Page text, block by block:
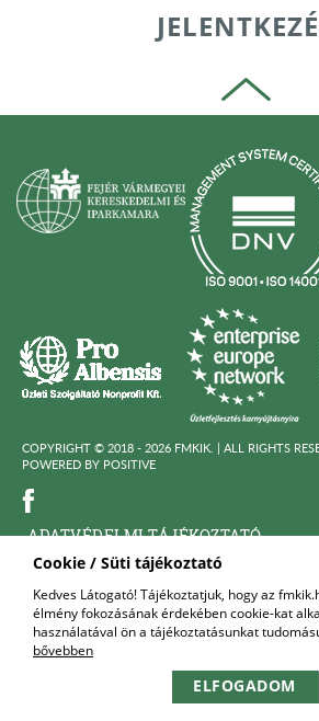
Cookie / Süti tájékoztató
Kedves Látogató! Tájékoztatjuk, hogy az
élmény fokozásának érdekében cookie-kat
használatával ön a tájékoztatásunkat
bővebben
ELFOGADOM
COPYRIGHT © 2018 - 2026 FMKIK. | ALL RIGHTS
POWERED BY POSITIVE
ADATVÉDELMI TÁJÉKOZTATÓ
FELNŐTTKÉPZŐ SZERVEZET